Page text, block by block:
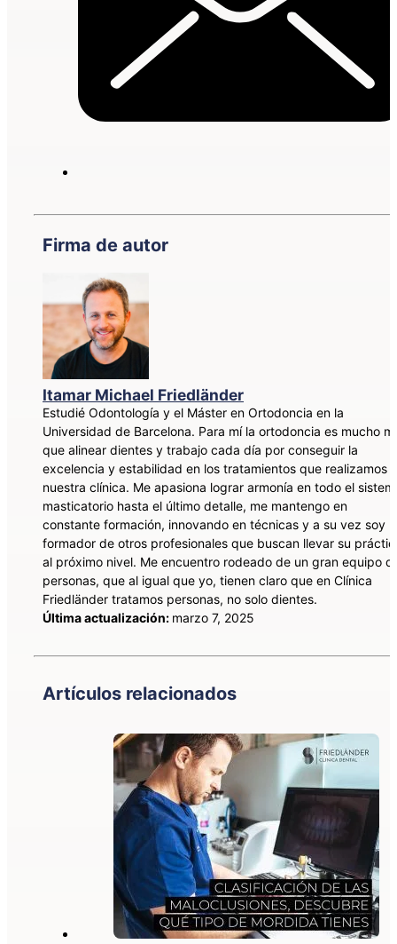
Firma de autor
Itamar Michael Friedländer
Estudié Odontología y el Máster en Ortodoncia en la
Universidad de Barcelona. Para mí la ortodoncia es mucho
que alinear dientes y trabajo cada día por conseguir la
excelencia y estabilidad en los tratamientos que realizamos
nuestra clínica. Me apasiona lograr armonía en todo el
masticatorio hasta el último detalle, me mantengo en
constante formación, innovando en técnicas y a su vez soy
formador de otros profesionales que buscan llevar su
al próximo nivel. Me encuentro rodeado de un gran equipo
personas, que al igual que yo, tienen claro que en Clínica
Friedländer tratamos personas, no solo dientes.
Última actualización: marzo 7, 2025
Artículos relacionados